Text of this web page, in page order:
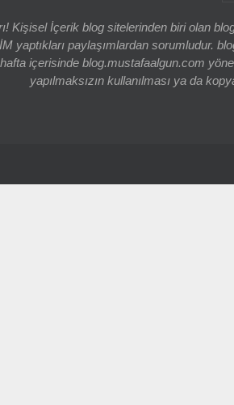
Kişisel İçerik blog sitelerinden biri olan
yaptıkları paylaşımlardan sorumludur.
içerisinde blog.mustafaalgun.com
yapılmaksızın kullanılması ya da